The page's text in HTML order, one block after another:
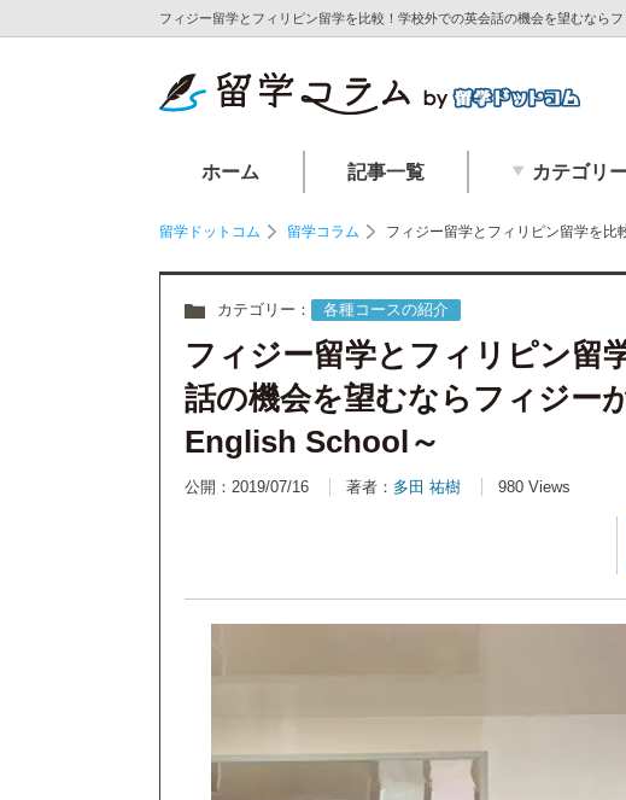
フィジー留学とフィリピン留学を比較！学校外での英会話の機会を望むなら
ホーム 記事一覧 カテゴリ
留学ドットコム 留学コラム フィジー留学とフィリピン留学を
カテゴリー： 各種コースの紹介
フィジー留学とフィリピン留
話の機会を望むならフィジー
English School～
公開：2019/07/16 著者： 多田 祐樹 980 Views